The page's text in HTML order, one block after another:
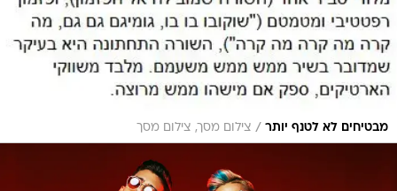
מבטיחים לא לטנף יותר / צילום מסך, צילום מסך